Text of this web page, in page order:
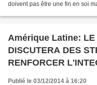
doivent pas être une fin en soi
Amérique Latine: LE
DISCUTERA DES
RENFORCER
AMERICAINE
Publié le 03/12/2014 à 16:20